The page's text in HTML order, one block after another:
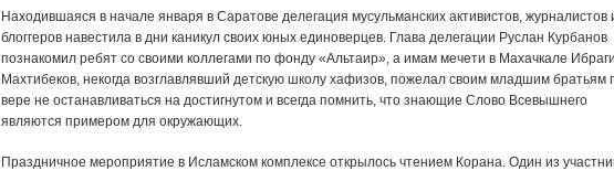
Находившаяся в начале января в Саратове делегация мусульманских активистов, журналистов
блоггеров навестила в дни каникул своих юных единоверцев. Глава делегации Руслан Курбанов
познакомил ребят со своими коллегами по фонду «Альтаир», а имам мечети в Махачкале
Махтибеков, некогда возглавлявший детскую школу хафизов, пожелал своим младшим братьям
вере не останавливаться на достигнутом и всегда помнить, что знающие Слово Всевышнего
являются примером для окружающих.
Праздничное мероприятие в Исламском комплексе открылось чтением Корана. Один из